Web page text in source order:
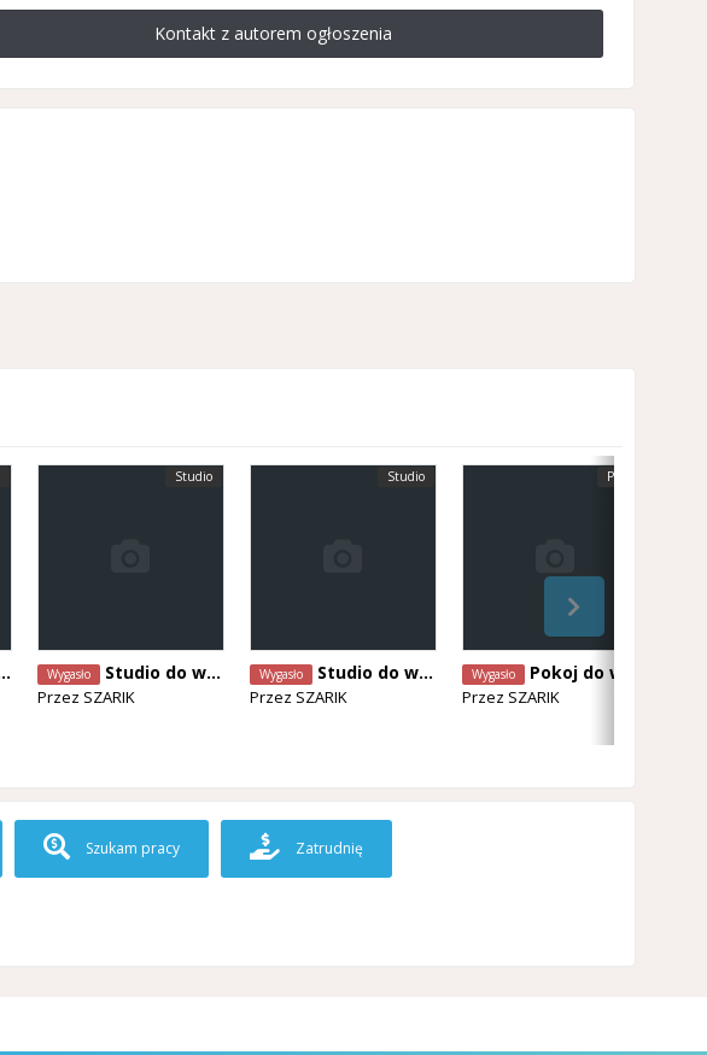
Kontakt z autorem ogłoszenia
Studio
Wygasło Studio do wynajęcia Bruxella
Przez SZARIK
Studio
Wygasło Studio do wynajęcia bruxella
Przez SZARIK
Pokój
Wygasło Pokoj do wynajęcia Kortrijk
Przez SZARIK
Szukam pracy Zatrudnię